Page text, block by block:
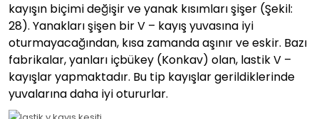
kayışın biçimi değişir ve yanak kısımları şişer (Şekil:
28). Yanakları şişen bir V – kayış yuvasına iyi
oturmayacağından, kısa zamanda aşınır ve eskir. Bazı
fabrikalar, yanları içbükey (Konkav) olan, lastik V –
kayışlar yapmaktadır. Bu tip kayışlar gerildiklerinde
yuvalarına daha iyi otururlar.